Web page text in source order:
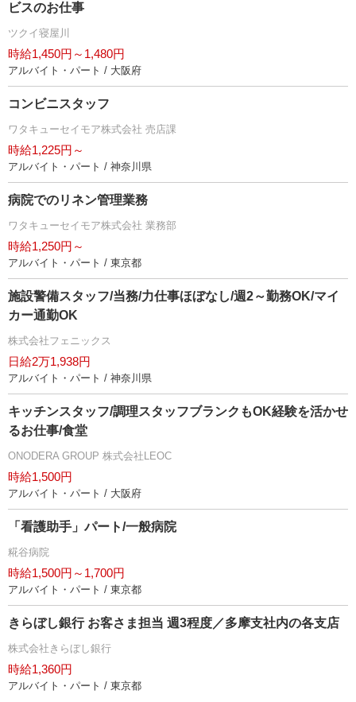
ビスのお仕事
ツクイ寝屋川
時給1,450円～1,480円
アルバイト・パート / 大阪府
コンビニスタッフ
ワタキューセイモア株式会社 売店課
時給1,225円～
アルバイト・パート / 神奈川県
病院でのリネン管理業務
ワタキューセイモア株式会社 業務部
時給1,250円～
アルバイト・パート / 東京都
施設警備スタッフ/当務/力仕事ほぼなし/週2～勤務OK/マイ
カー通勤OK
株式会社フェニックス
日給2万1,938円
アルバイト・パート / 神奈川県
キッチンスタッフ/調理スタッフブランクもOK経験を活かせ
るお仕事/食堂
ONODERA GROUP 株式会社LEOC
時給1,500円
アルバイト・パート / 大阪府
「看護助手」パート/一般病院
糀谷病院
時給1,500円～1,700円
アルバイト・パート / 東京都
きらぼし銀行 お客さま担当 週3程度／多摩支社内の各支店
株式会社きらぼし銀行
時給1,360円
アルバイト・パート / 東京都